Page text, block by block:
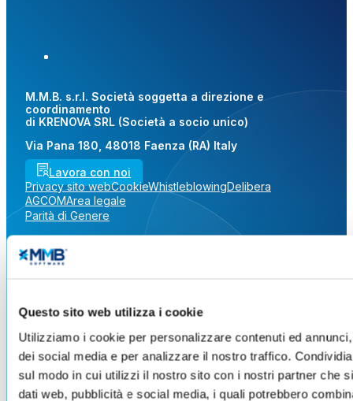
Questo sito web utilizza i cookie
Utilizziamo i cookie per personalizzare contenuti ed
dei social media e per analizzare il nostro traffico.
sul modo in cui utilizzi il nostro sito con i nostri partner che
dati web, pubblicità e social media, i quali potrebbero
M.M.B. s.r.l. Società soggetta a direzione e
coordinamento
di KRENOVA SRL (Società a socio unico)
Via Pana 180, 48018 Faenza (RA) Italy
Lavora con noi
Privacy sito webCookieWhistleblowingDelibera
AGCOMArea legale
Parità di Genere
CF – P.IVA e REG. IMP. RA
02619140391 | R.E.A. RA 217885 |
N. ROC: 41983
info@mmbsoftware.it